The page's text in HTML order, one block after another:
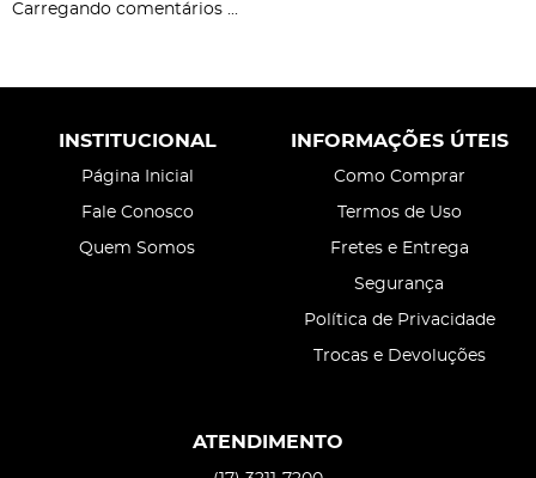
Carregando comentários ...
INSTITUCIONAL
Página Inicial
Fale Conosco
Quem Somos
INFORMAÇÕES ÚTEIS
Como Comprar
Termos de Uso
Fretes e Entrega
Segurança
Política de Privacidade
Trocas e Devoluções
ATENDIMENTO